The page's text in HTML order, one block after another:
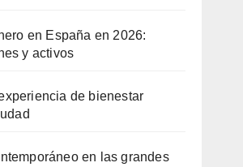
en España en 2026:
y activos
de bienestar
en las grandes